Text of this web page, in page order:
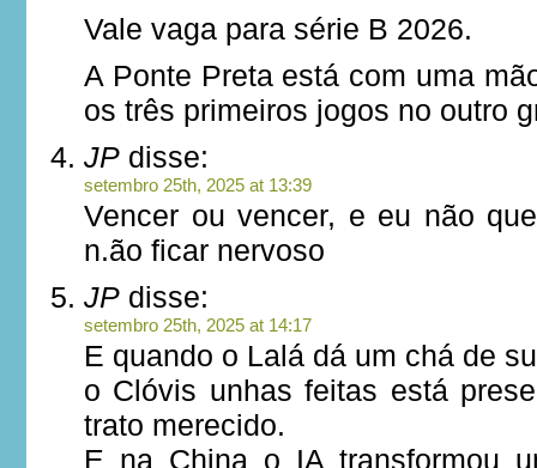
Vale vaga para série B 2026.
A Ponte Preta está com uma
os três primeiros jogos no outro
JP disse:
setembro 25th, 2025 at 13:39
Vencer ou vencer, e eu não
n.ão ficar nervoso
JP disse:
setembro 25th, 2025 at 14:17
E quando o Lalá dá um chá de
o Clóvis unhas feitas está
trato merecido.
E na China o IA transformou